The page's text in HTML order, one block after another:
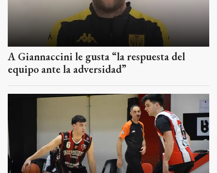
A Giannaccini le gusta “la respuesta del
equipo ante la adversidad”